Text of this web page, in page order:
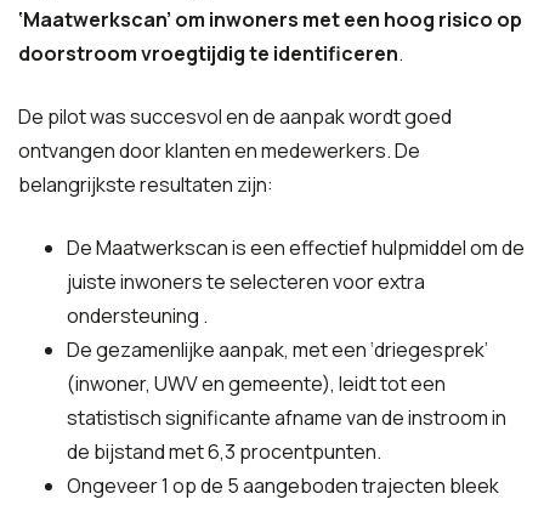
‘Maatwerkscan’ om inwoners met een hoog risico op
doorstroom vroegtijdig te identificeren.
De pilot was succesvol en de aanpak wordt goed
ontvangen door klanten en medewerkers. De
belangrijkste resultaten zijn:
De Maatwerkscan is een effectief hulpmiddel om de
juiste inwoners te selecteren voor extra
ondersteuning .
De gezamenlijke aanpak, met een ‘driegesprek’
(inwoner, UWV en gemeente), leidt tot een
statistisch significante afname van de instroom in
de bijstand met 6,3 procentpunten.
Ongeveer 1 op de 5 aangeboden trajecten bleek